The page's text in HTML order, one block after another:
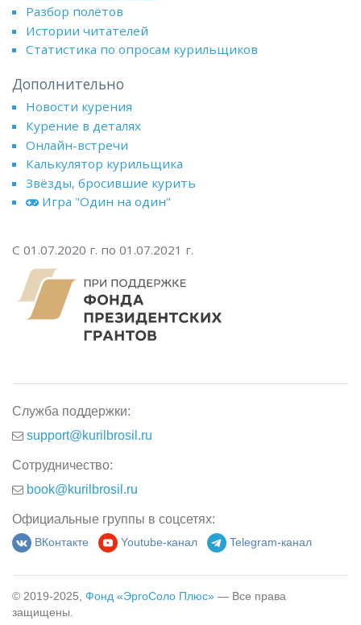
Разбор полётов
Истории читателей
Статистика по опросам курильщиков
Дополнительно
Новости курения
Курение в деталях
Онлайн-встречи
Калькулятор курильщика
Звёзды, бросившие курить
Игра "Один на один"
С 01.07.2020 г. по 01.07.2021 г.
Служба поддержки:
support@kurilbrosil.ru
Сотрудничество:
book@kurilbrosil.ru
Официальные группы в соцсетях:
ВКонтакте Youtube-канал Telegram-канал
© 2019-2025, Фонд «ЭргоСоло Плюс» — Все права
защищены.